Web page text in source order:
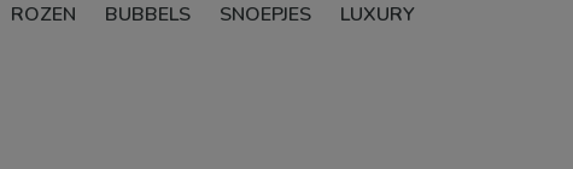
ROZEN BUBBELS SNOEPJES
LUXURY